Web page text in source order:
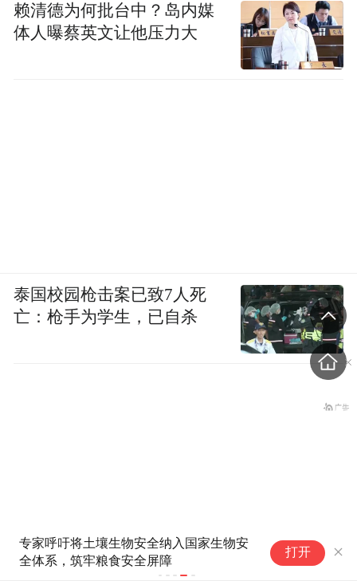
打开
赖清德为何批台中？岛内媒
体人曝蔡英文让他压力大
泰国校园枪击案已致7人死
亡：枪手为学生，已自杀